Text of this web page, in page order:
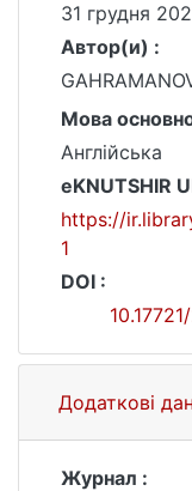
31 грудня
Автор(и) :
Мова
Англійська
eKNUTSHIR
https://
1
DOI :
Додаткові
Журнал :